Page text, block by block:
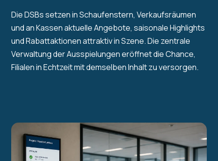
Die DSBs setzen in Schaufenstern, Verkaufsräumen
und an Kassen aktuelle Angebote, saisonale Highlights
und Rabattaktionen attraktiv in Szene. Die zentrale
Verwaltung der Ausspielungen eröffnet die Chance,
Filialen in Echtzeit mit demselben Inhalt zu versorgen.